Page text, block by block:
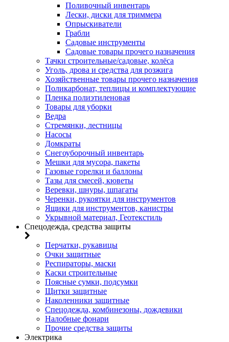
Поливочный инвентарь
Лески, диски для триммера
Опрыскиватели
Грабли
Садовые инструменты
Садовые товары прочего назначения
Тачки строительные/садовые, колёса
Уголь, дрова и средства для розжига
Хозяйственные товары прочего назначения
Поликарбонат, теплицы и комплектующие
Пленка полиэтиленовая
Товары для уборки
Ведра
Стремянки, лестницы
Насосы
Домкраты
Снегоуборочный инвентарь
Мешки для мусора, пакеты
Газовые горелки и баллоны
Тазы для смесей, кюветы
Веревки, шнуры, шпагаты
Черенки, рукоятки для инструментов
Ящики для инструментов, канистры
Укрывной материал, Геотекстиль
Спецодежда, средства защиты
Перчатки, рукавицы
Очки защитные
Респираторы, маски
Каски строительные
Поясные сумки, подсумки
Щитки защитные
Наколенники защитные
Спецодежда, комбинезоны, дождевики
Налобные фонари
Прочие средства защиты
Электрика